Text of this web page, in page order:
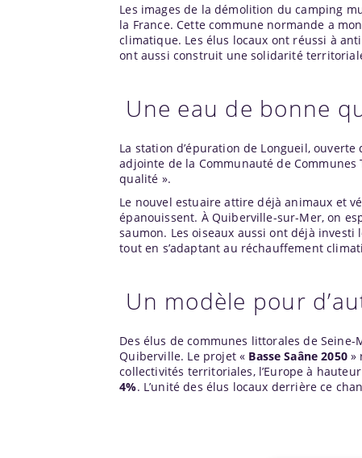
Les images de la démolition du camping
la France. Cette commune normande a
climatique. Les élus locaux ont réussi à
ont aussi construit une solidarité
Une eau de bonne
La station d’épuration de Longueil, ouverte
adjointe de la Communauté de Communes
qualité ».
Le nouvel estuaire attire déjà animaux et
épanouissent. À Quiberville-sur-Mer, on
saumon. Les oiseaux aussi ont déjà
tout en s’adaptant au réchauffement
Un modèle pour
Des élus de communes littorales de
Quiberville. Le projet « Basse Saâne 2050»
collectivités territoriales, l’Europe à
4%. L’unité des élus locaux derrière ce